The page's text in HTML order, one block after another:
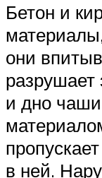
Бетон и
они
разрушает
и дно
в ней.